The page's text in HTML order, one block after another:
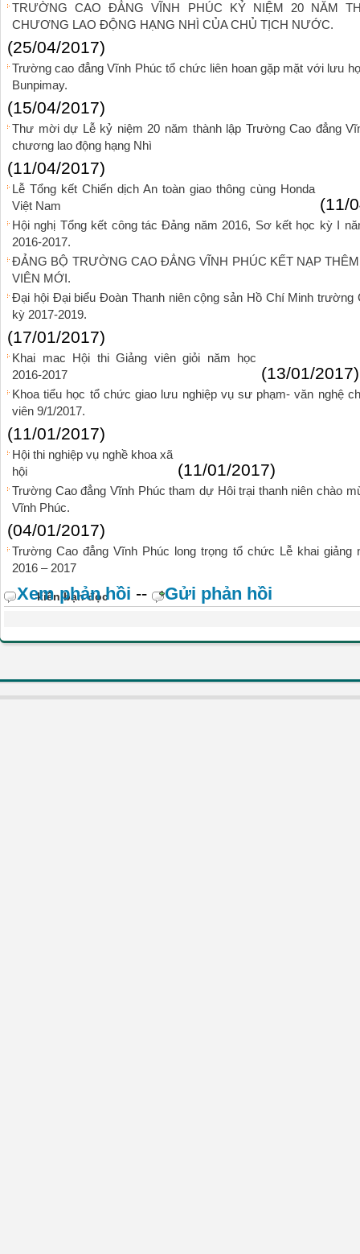
TRƯỜNG CAO ĐẲNG VĨNH PHÚC KỶ NIỆM 20 NĂM
CHƯƠNG LAO ĐỘNG HẠNG NHÌ CỦA CHỦ TỊCH NƯỚC.
(25/04/2017)
Trường cao đẳng Vĩnh Phúc tổ chức liên hoan gặp mặt với lưu
Bunpimay.
(15/04/2017)
Thư mời dự Lễ kỷ niệm 20 năm thành lập Trường Cao đẳng
chương lao động hạng Nhì
(11/04/2017)
Lễ Tổng kết Chiến dịch An toàn giao thông cùng Honda
Việt Nam
(11/
Hội nghị Tổng kết công tác Đảng năm 2016, Sơ kết học kỳ I
2016-2017.
ĐẢNG BỘ TRƯỜNG CAO ĐẲNG VĨNH PHÚC KẾT NẠP
VIÊN MỚI.
Đại hội Đại biểu Đoàn Thanh niên cộng sản Hồ Chí Minh trường
kỳ 2017-2019.
(17/01/2017)
Khai mac Hội thi Giảng viên giỏi năm học
2016-2017
(13/01/2017)
Khoa tiểu học tổ chức giao lưu nghiệp vụ sư phạm- văn nghệ
viên 9/1/2017.
(11/01/2017)
Hội thi nghiệp vụ nghề khoa xã
hội
(11/01/2017)
Trường Cao đẳng Vĩnh Phúc tham dự Hôi trại thanh niên chào
Vĩnh Phúc.
(04/01/2017)
Trường Cao đẳng Vĩnh Phúc long trọng tổ chức Lễ khai giảng
2016 – 2017
kiến bạn đọc
Xem phản hồi -- Gửi phản hồi